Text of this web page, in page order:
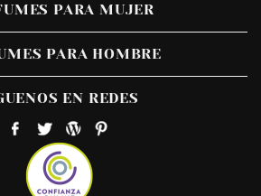
PARA MUJER
PARA HOMBRE
EN REDES